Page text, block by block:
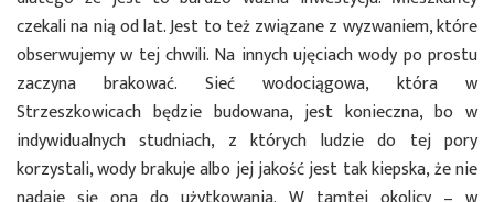
czekali na nią od lat. Jest to też związane z wyzwaniem, które
obserwujemy w tej chwili. Na innych ujęciach wody po prostu
zaczyna brakować. Sieć wodociągowa, która w
Strzeszkowicach będzie budowana, jest konieczna, bo w
indywidualnych studniach, z których ludzie do tej pory
korzystali, wody brakuje albo jej jakość jest tak kiepska, że nie